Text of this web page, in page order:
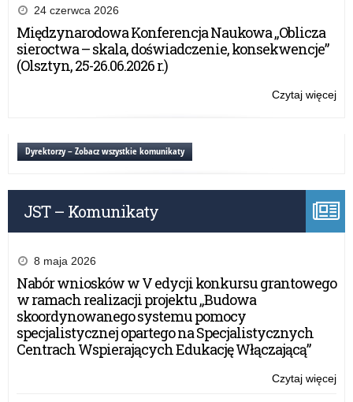
24 czerwca 2026
Międzynarodowa Konferencja Naukowa „Oblicza
sieroctwa – skala, doświadczenie, konsekwencje”
(Olsztyn, 25-26.06.2026 r.)
Czytaj więcej
Dyrektorzy – Zobacz wszystkie komunikaty
JST – Komunikaty
8 maja 2026
Nabór wniosków w V edycji konkursu grantowego
w ramach realizacji projektu „Budowa
skoordynowanego systemu pomocy
specjalistycznej opartego na Specjalistycznych
Centrach Wspierających Edukację Włączającą”
Czytaj więcej